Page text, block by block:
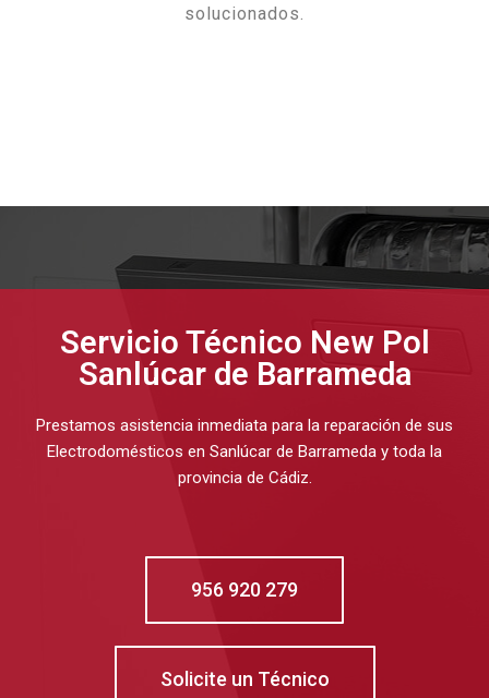
solucionados.
Servicio Técnico New Pol
Sanlúcar de Barrameda
Prestamos asistencia inmediata para la reparación de sus
Electrodomésticos en Sanlúcar de Barrameda y toda la
provincia de Cádiz.
956 920 279
Solicite un Técnico